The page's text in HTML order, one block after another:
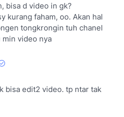
bisa d video in gk?
kurang faham, oo. Akan hal
tongkrongin tuh chanel
video nya
bisa edit2 video. tp ntar tak